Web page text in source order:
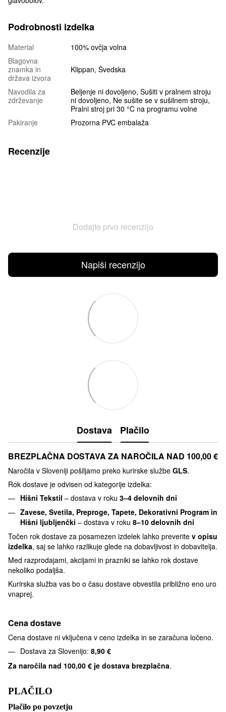
Podrobnosti izdelka
Material
100% ovčja volna
Blagovna
znamka in
država izvora
Klippan, Švedska
Navodila za
zdrževanje
Beljenje ni dovoljeno, Sušiti v pralnem stroju
ni dovoljeno, Ne sušite se v sušilnem stroju,
Pralni stroj pri 30 °C na programu volne
Pakiranje
Prozorna PVC embalaža
Recenzije
Dodajte prvo recenzijo
Napiši recenzijo
Dostava Plačilo
BREZPLAČNA DOSTAVA ZA NAROČILA NAD 100,00 €
Naročila v Sloveniji pošiljamo preko kurirske službe GLS.
Rok dostave je odvisen od kategorije izdelka:
Hišni Tekstil – dostava v roku 3–4 delovnih dni
Zavese, Svetila, Preproge, Tapete, Dekorativni Program in
Hišni ljubljenčki – dostava v roku 8–10 delovnih dni
Točen rok dostave za posamezen izdelek lahko preverite v opisu
izdelka, saj se lahko razlikuje glede na dobavljivost in dobavitelja.
Med razprodajami, akcijami in prazniki se lahko rok dostave
nekoliko podaljša.
Kurirska služba vas bo o času dostave obvestila približno eno uro
vnaprej.
Cena dostave
Cena dostave ni vključena v ceno izdelka in se zaračuna ločeno.
Dostava za Slovenijo: 8,90 €
Za naročila nad 100,00 € je dostava brezplačna.
PLAČILO
Plačilo po povzetju